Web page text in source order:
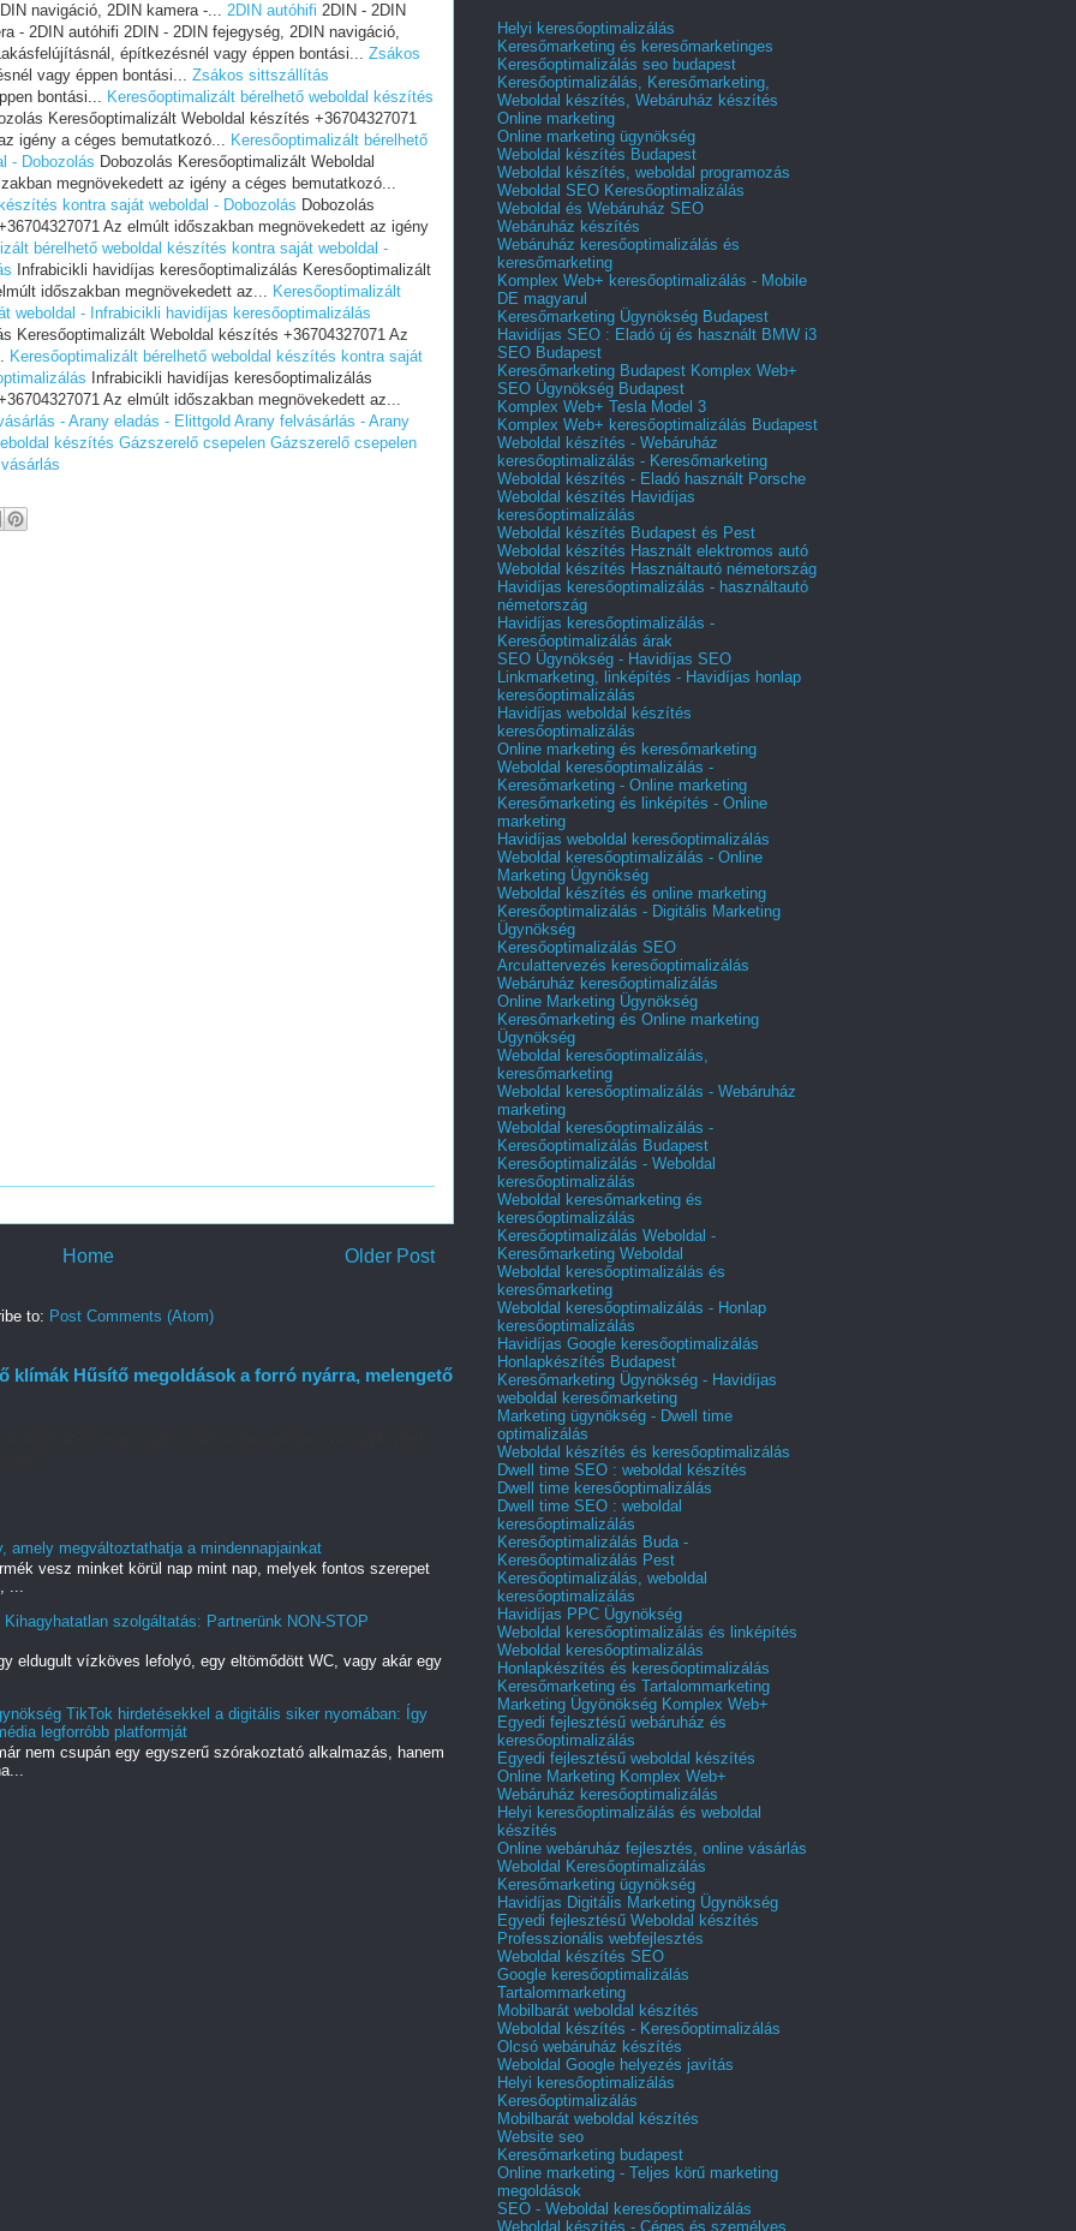
navigáció, 2DIN kamera -... 2DIN autóhifi 2DIN - 2DIN
- 2DIN autóhifi 2DIN - 2DIN fejegység, 2DIN navigáció,
építkezésnél vagy éppen bontási... Zsákos
vagy éppen bontási... Zsákos sittszállítás
bontási... Keresőoptimalizált bérelhető weboldal készítés
Keresőoptimalizált Weboldal készítés +36704327071
igény a céges bemutatkozó... Keresőoptimalizált bérelhető
- Dobozolás Dobozolás Keresőoptimalizált Weboldal
megnövekedett az igény a céges bemutatkozó...
kontra saját weboldal - Dobozolás Dobozolás
Az elmúlt időszakban megnövekedett az igény
bérelhető weboldal készítés kontra saját weboldal -
Infrabicikli havidíjas keresőoptimalizálás Keresőoptimalizált
időszakban megnövekedett az... Keresőoptimalizált
weboldal - Infrabicikli havidíjas keresőoptimalizálás
Keresőoptimalizált Weboldal készítés +36704327071 Az
Keresőoptimalizált bérelhető weboldal készítés kontra saját
Infrabicikli havidíjas keresőoptimalizálás
Az elmúlt időszakban megnövekedett az...
- Arany eladás - Elittgold Arany felvásárlás - Arany
készítés Gázszerelő csepelen Gázszerelő csepelen
Older Post
Home
to: Post Comments (Atom)
klímák Hűsítő megoldások a forró nyárra, melengető
amely megváltoztathatja a mindennapjainkat
vesz minket körül nap mint nap, melyek fontos szerepet
...
szolgáltatás: Partnerünk NON-STOP
eldugult vízköves lefolyó, egy eltömődött WC, vagy akár egy
TikTok hirdetésekkel a digitális siker nyomában: Így
legforróbb platformját
nem csupán egy egyszerű szórakoztató alkalmazás, hanem
Helyi keresőoptimalizálás
Keresőmarketing és keresőmarketinges
Keresőoptimalizálás seo budapest
Keresőoptimalizálás, Keresőmarketing,
Weboldal készítés, Webáruház készítés
Online marketing
Online marketing ügynökség
Weboldal készítés Budapest
Weboldal készítés, weboldal programozás
Weboldal SEO Keresőoptimalizálás
Weboldal és Webáruház SEO
Webáruház készítés
Webáruház keresőoptimalizálás és
keresőmarketing
Komplex Web+ keresőoptimalizálás - Mobile
DE magyarul
Keresőmarketing Ügynökség Budapest
Havidíjas SEO : Eladó új és használt BMW i3
SEO Budapest
Keresőmarketing Budapest Komplex Web+
SEO Ügynökség Budapest
Komplex Web+ Tesla Model 3
Komplex Web+ keresőoptimalizálás Budapest
Weboldal készítés - Webáruház
keresőoptimalizálás - Keresőmarketing
Weboldal készítés - Eladó használt Porsche
Weboldal készítés Havidíjas
keresőoptimalizálás
Weboldal készítés Budapest és Pest
Weboldal készítés Használt elektromos autó
Weboldal készítés Használtautó németország
Havidíjas keresőoptimalizálás - használtautó
németország
Havidíjas keresőoptimalizálás -
Keresőoptimalizálás árak
SEO Ügynökség - Havidíjas SEO
Linkmarketing, linképítés - Havidíjas honlap
keresőoptimalizálás
Havidíjas weboldal készítés
keresőoptimalizálás
Online marketing és keresőmarketing
Weboldal keresőoptimalizálás -
Keresőmarketing - Online marketing
Keresőmarketing és linképítés - Online
marketing
Havidíjas weboldal keresőoptimalizálás
Weboldal keresőoptimalizálás - Online
Marketing Ügynökség
Weboldal készítés és online marketing
Keresőoptimalizálás - Digitális Marketing
Ügynökség
Keresőoptimalizálás SEO
Arculattervezés keresőoptimalizálás
Webáruház keresőoptimalizálás
Online Marketing Ügynökség
Keresőmarketing és Online marketing
Ügynökség
Weboldal keresőoptimalizálás,
keresőmarketing
Weboldal keresőoptimalizálás - Webáruház
marketing
Weboldal keresőoptimalizálás -
Keresőoptimalizálás Budapest
Keresőoptimalizálás - Weboldal
keresőoptimalizálás
Weboldal keresőmarketing és
keresőoptimalizálás
Keresőoptimalizálás Weboldal -
Keresőmarketing Weboldal
Weboldal keresőoptimalizálás és
keresőmarketing
Weboldal keresőoptimalizálás - Honlap
keresőoptimalizálás
Havidíjas Google keresőoptimalizálás
Honlapkészítés Budapest
Keresőmarketing Ügynökség - Havidíjas
weboldal keresőmarketing
Marketing ügynökség - Dwell time
optimalizálás
Weboldal készítés és keresőoptimalizálás
Dwell time SEO : weboldal készítés
Dwell time keresőoptimalizálás
Dwell time SEO : weboldal
keresőoptimalizálás
Keresőoptimalizálás Buda -
Keresőoptimalizálás Pest
Keresőoptimalizálás, weboldal
keresőoptimalizálás
Havidíjas PPC Ügynökség
Weboldal keresőoptimalizálás és linképítés
Weboldal keresőoptimalizálás
Honlapkészítés és keresőoptimalizálás
Keresőmarketing és Tartalommarketing
Marketing Ügyönökség Komplex Web+
Egyedi fejlesztésű webáruház és
keresőoptimalizálás
Egyedi fejlesztésű weboldal készítés
Online Marketing Komplex Web+
Webáruház keresőoptimalizálás
Helyi keresőoptimalizálás és weboldal
készítés
Online webáruház fejlesztés, online vásárlás
Weboldal Keresőoptimalizálás
Keresőmarketing ügynökség
Havidíjas Digitális Marketing Ügynökség
Egyedi fejlesztésű Weboldal készítés
Professzionális webfejlesztés
Weboldal készítés SEO
Google keresőoptimalizálás
Tartalommarketing
Mobilbarát weboldal készítés
Weboldal készítés - Keresőoptimalizálás
Olcsó webáruház készítés
Weboldal Google helyezés javítás
Helyi keresőoptimalizálás
Keresőoptimalizálás
Mobilbarát weboldal készítés
Website seo
Keresőmarketing budapest
Online marketing - Teljes körű marketing
megoldások
SEO - Weboldal keresőoptimalizálás
Weboldal készítés - Céges és személyes